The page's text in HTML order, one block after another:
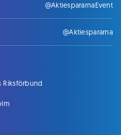
@AktiespararnaEvent
@Aktiespararna
Riksförbund